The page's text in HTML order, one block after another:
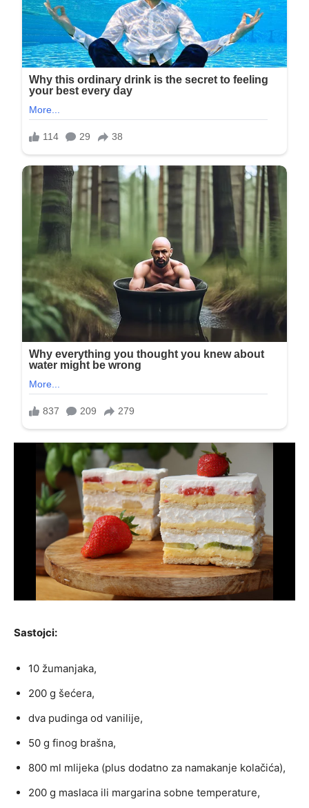
Sastojci:
10 žumanjaka,
200 g šećera,
dva pudinga od vanilije,
50 g finog brašna,
800 ml mlijeka (plus dodatno za namakanje kolačića),
200 g maslaca ili margarina sobne temperature,